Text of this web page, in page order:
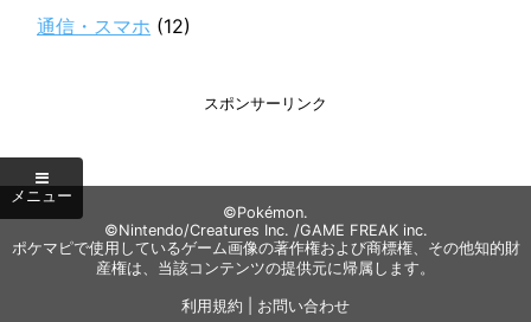
通信・スマホ (12)
スポンサーリンク
©Pokémon.
©Nintendo/Creatures Inc. /GAME FREAK inc.
ポケマピで使用しているゲーム画像の著作権および商標権、その他知的財
産権は、当該コンテンツの提供元に帰属します。
利用規約 お問い合わせ